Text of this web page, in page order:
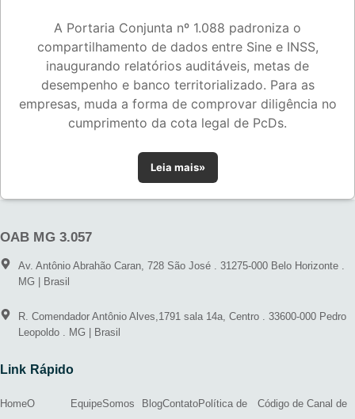
A Portaria Conjunta nº 1.088 padroniza o
compartilhamento de dados entre Sine e INSS,
inaugurando relatórios auditáveis, metas de
desempenho e banco territorializado. Para as
empresas, muda a forma de comprovar diligência no
cumprimento da cota legal de PcDs.
Leia mais»
OAB MG 3.057
Av. Antônio Abrahão Caran, 728 São José . 31275-000 Belo Horizonte .
MG | Brasil
R. Comendador Antônio Alves,1791 sala 14a, Centro . 33600-000 Pedro
Leopoldo . MG | Brasil
Link Rápido
HomeO
EquipeSomos
BlogContatoPolítica de
Código de Canal de